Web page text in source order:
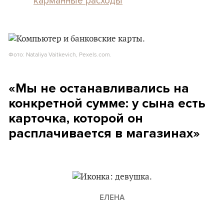
Фото: Nataliya Vaitkevich, Pexels.com.
«Мы не останавливались на
конкретной сумме: у сына есть
карточка, которой он
расплачивается в магазинах»
ЕЛЕНА